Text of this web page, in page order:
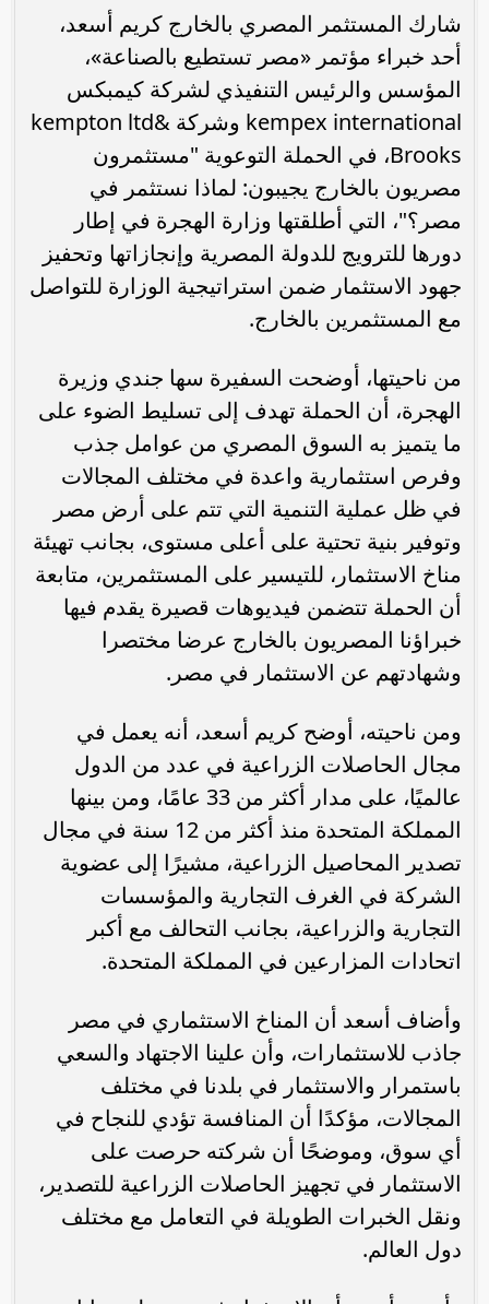
شارك المستثمر المصري بالخارج كريم أسعد،
أحد خبراء مؤتمر «مصر تستطيع بالصناعة»،
المؤسس والرئيس التنفيذي لشركة كيمبكس
kempex international وشركة kempton ltd&
Brooks، في الحملة التوعوية "مستثمرون
مصريون بالخارج يجيبون: لماذا نستثمر في
مصر؟"، التي أطلقتها وزارة الهجرة في إطار
دورها للترويج للدولة المصرية وإنجازاتها وتحفيز
جهود الاستثمار ضمن استراتيجية الوزارة للتواصل
مع المستثمرين بالخارج.
من ناحيتها، أوضحت السفيرة سها جندي وزيرة
الهجرة، أن الحملة تهدف إلى تسليط الضوء على
ما يتميز به السوق المصري من عوامل جذب
وفرص استثمارية واعدة في مختلف المجالات
في ظل عملية التنمية التي تتم على أرض مصر
وتوفير بنية تحتية على أعلى مستوى، بجانب تهيئة
مناخ الاستثمار، للتيسير على المستثمرين، متابعة
أن الحملة تتضمن فيديوهات قصيرة يقدم فيها
خبراؤنا المصريون بالخارج عرضا مختصرا
وشهادتهم عن الاستثمار في مصر.
ومن ناحيته، أوضح كريم أسعد، أنه يعمل في
مجال الحاصلات الزراعية في عدد من الدول
عالميًا، على مدار أكثر من 33 عامًا، ومن بينها
المملكة المتحدة منذ أكثر من 12 سنة في مجال
تصدير المحاصيل الزراعية، مشيرًا إلى عضوية
الشركة في الغرف التجارية والمؤسسات
التجارية والزراعية، بجانب التحالف مع أكبر
اتحادات المزارعين في المملكة المتحدة.
وأضاف أسعد أن المناخ الاستثماري في مصر
جاذب للاستثمارات، وأن علينا الاجتهاد والسعي
باستمرار والاستثمار في بلدنا في مختلف
المجالات، مؤكدًا أن المنافسة تؤدي للنجاح في
أي سوق، وموضحًا أن شركته حرصت على
الاستثمار في تجهيز الحاصلات الزراعية للتصدير،
ونقل الخبرات الطويلة في التعامل مع مختلف
دول العالم.